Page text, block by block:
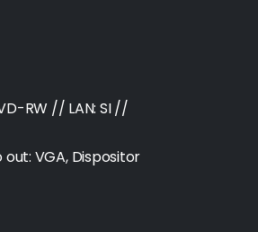
RW // LAN: SI //
VGA, Dispositor